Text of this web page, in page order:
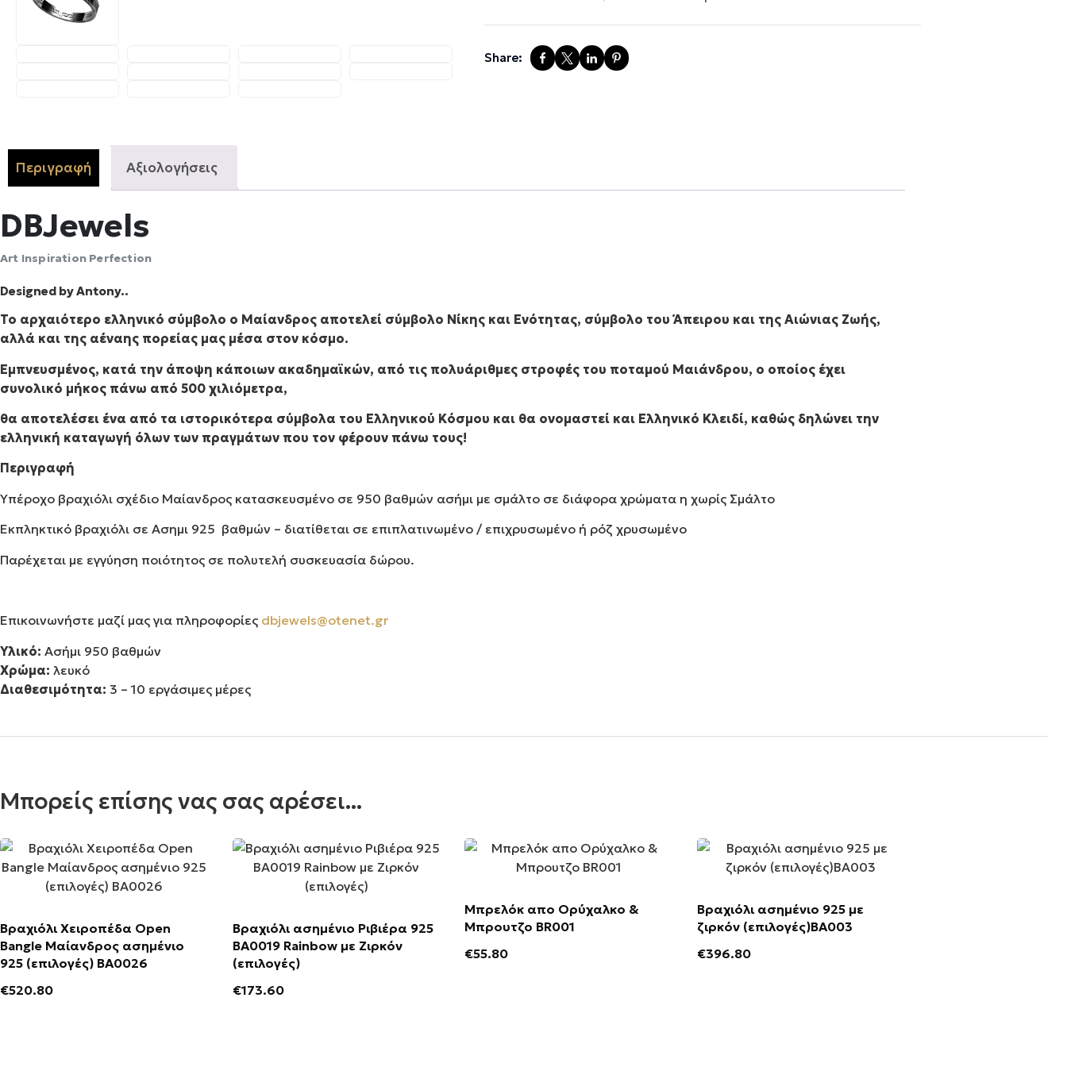
Share:
Περιγραφή Αξιολογήσεις
DBJewels
Αrt Inspiration Perfection
Designed by Antony..
Το αρχαιότερο ελληνικό σύμβολο ο Μαίανδρος αποτελεί σύμβολο Νίκης και Ενότητας, σύμβολο του Άπειρου και της Αιώνιας Ζωής,
αλλά και της αέναης πορείας μας μέσα στον κόσμο.
Εμπνευσμένος, κατά την άποψη κάποιων ακαδημαϊκών, από τις πολυάριθμες στροφές του ποταμού Μαιάνδρου, ο οποίος έχει
συνολικό μήκος πάνω από 500 χιλιόμετρα,
θα αποτελέσει ένα από τα ιστορικότερα σύμβολα του Ελληνικού Κόσμου και θα ονομαστεί και Ελληνικό Κλειδί, καθώς δηλώνει την
ελληνική καταγωγή όλων των πραγμάτων που τον φέρουν πάνω τους!
Περιγραφή
Υπέροχο βραχιόλι σχέδιο Μαίανδρος κατασκευσμένο σε 950 βαθμών ασήμι με σμάλτο σε διάφορα χρώματα η χωρίς Σμάλτο
Εκπληκτικό βραχιόλι σε Ασημι 925 βαθμών – διατίθεται σε επιπλατινωμένο / επιχρυσωμένο ή ρόζ χρυσωμένο
Παρέχεται με εγγύηση ποιότητος σε πολυτελή συσκευασία δώρου.
Επικοινωνήστε μαζί μας για πληροφορίες dbjewels@otenet.gr
Υλικό: Ασήμι 950 βαθμών
Χρώμα: λευκό
Διαθεσιμότητα: 3 – 10 εργάσιμες μέρες
Μπορείς επίσης νας σας αρέσει...
Βραχιόλι Χειροπέδα Open
Bangle Μαίανδρος ασημένιο
925 (επιλογές) ΒΑ0026
€520.80
Βραχιόλι ασημένιο Ριβιέρα 925
ΒΑ0019 Rainbow με Ζιρκόν
(επιλογές)
€173.60
Μπρελόκ απο Ορύχαλκο &
Μπρουτζο BR001
€55.80
Βραχιόλι ασημένιο 925 με
ζιρκόν (επιλογές)ΒΑ003
€396.80